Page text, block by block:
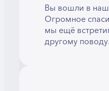
Вы вошли в
Огромное
мы ещё
другому поводу.